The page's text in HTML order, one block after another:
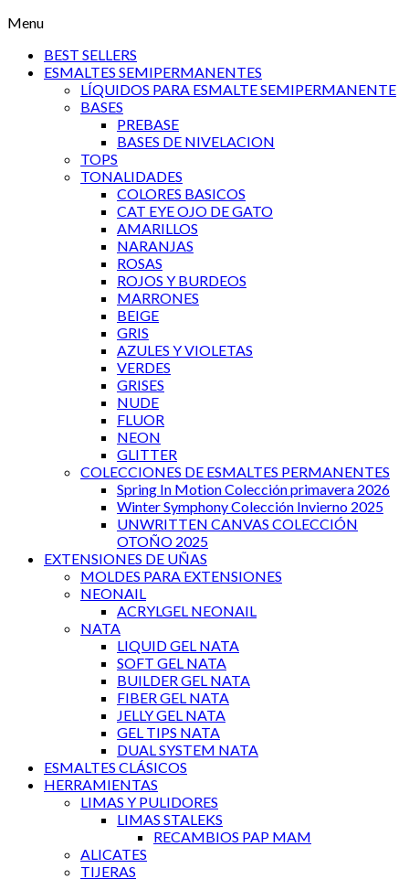
Menu
BEST SELLERS
ESMALTES SEMIPERMANENTES
LÍQUIDOS PARA ESMALTE SEMIPERMANENTE
BASES
PREBASE
BASES DE NIVELACION
TOPS
TONALIDADES
COLORES BASICOS
CAT EYE OJO DE GATO
AMARILLOS
NARANJAS
ROSAS
ROJOS Y BURDEOS
MARRONES
BEIGE
GRIS
AZULES Y VIOLETAS
VERDES
GRISES
NUDE
FLUOR
NEON
GLITTER
COLECCIONES DE ESMALTES PERMANENTES
Spring In Motion Colección primavera 2026
Winter Symphony Colección Invierno 2025
UNWRITTEN CANVAS COLECCIÓN
OTOÑO 2025
EXTENSIONES DE UÑAS
MOLDES PARA EXTENSIONES
NEONAIL
ACRYLGEL NEONAIL
NATA
LIQUID GEL NATA
SOFT GEL NATA
BUILDER GEL NATA
FIBER GEL NATA
JELLY GEL NATA
GEL TIPS NATA
DUAL SYSTEM NATA
ESMALTES CLÁSICOS
HERRAMIENTAS
LIMAS Y PULIDORES
LIMAS STALEKS
RECAMBIOS PAP MAM
ALICATES
TIJERAS